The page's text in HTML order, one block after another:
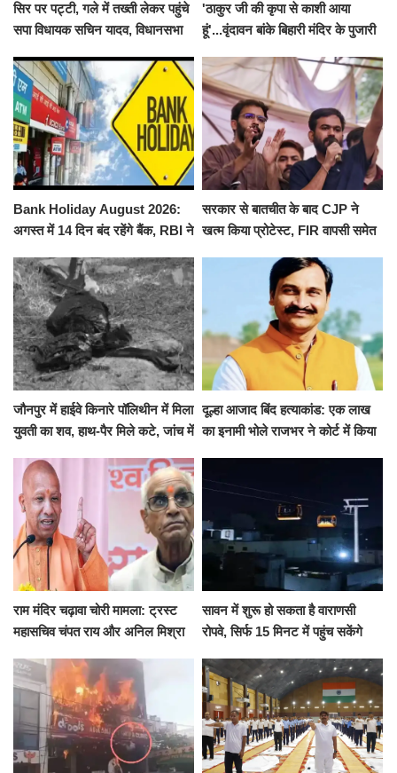
सिर पर पट्टी, गले में तख्ती लेकर पहुंचे
सपा विधायक सचिन यादव, विधानसभा
निलंबित
'ठाकुर जी की कृपा से काशी आया
हूं'...वृंदावन बांके बिहारी मंदिर के पुजारी
जलाभिषेक
Bank Holiday August 2026:
अगस्त में 14 दिन बंद रहेंगे बैंक, RBI ने
सरकार से बातचीत के बाद CJP ने
खत्म किया प्रोटेस्ट, FIR वापसी समेत
जौनपुर में हाईवे किनारे पॉलिथीन में मिला
युवती का शव, हाथ-पैर मिले कटे, जांच में
दूल्हा आजाद बिंद हत्याकांड: एक लाख
का इनामी भोले राजभर ने कोर्ट में किया
राम मंदिर चढ़ावा चोरी मामला: ट्रस्ट
महासचिव चंपत राय और अनिल मिश्रा
को नहीं...
सावन में शुरू हो सकता है वाराणसी
रोपवे, सिर्फ 15 मिनट में पहुंच सकेंगे
किराया